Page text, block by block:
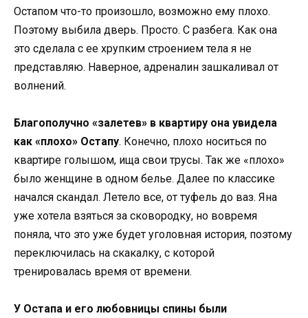
Остапом что-то произошло, возможно ему плохо.
Поэтому выбила дверь. Просто. С разбега. Как она
это сделала с ее хрупким строением тела я не
представляю. Наверное, адреналин зашкаливал от
волнений.
Благополучно «залетев» в квартиру она увидела
как «плохо» Остапу. Конечно, плохо носиться по
квартире голышом, ища свои трусы. Так же «плохо»
было женщине в одном белье. Далее по классике
начался скандал. Летело все, от туфель до ваз. Яна
уже хотела взяться за сковородку, но вовремя
поняла, что это уже будет уголовная история, поэтому
переключилась на скакалку, с которой
тренировалась время от времени.
У Остапа и его любовницы спины были